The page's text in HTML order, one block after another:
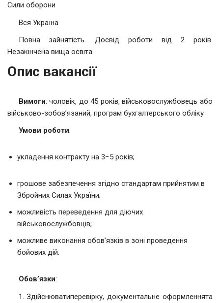
Сили оборони
Вся Україна
Повна зайнятість. Досвід роботи від 2 років.
Незакінчена вища освіта.
Опис вакансії
Вимоги: чоловік, до 45 років, військовослужбовець або
військово-зобов’язаний, програм бухгалтерського обліку
Умови роботи:
укладення контракту на 3−5 років;
грошове забезпечення згідно стандартам прийнятим в
Збройних Силах України;
можливість переведення для діючих
військовослужбовців;
можливе виконання обов’язків в зоні проведення
бойових дій.
Обов’язки:
1. Здійснюватиперевірку, документальне оформленнята